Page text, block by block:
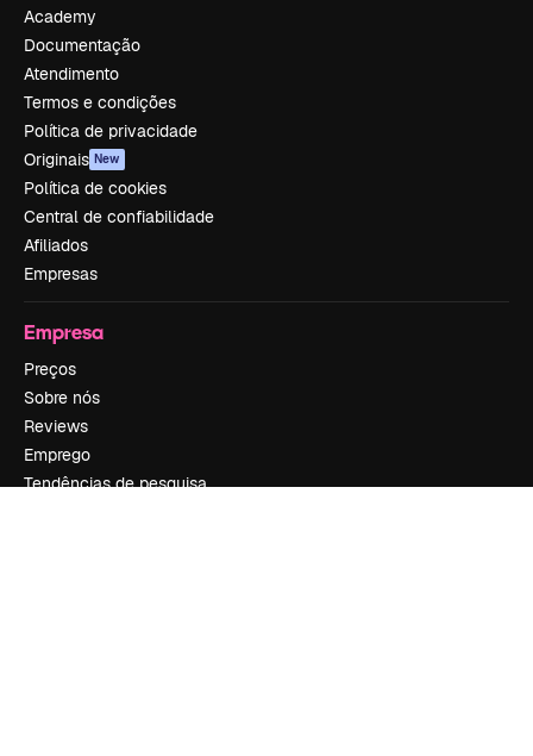
Academy
Documentação
Atendimento
Termos e condições
Política de privacidade
Originais New
Política de cookies
Central de confiabilidade
Afiliados
Empresas
Empresa
Preços
Sobre nós
Reviews
Emprego
Tendências de pesquisa